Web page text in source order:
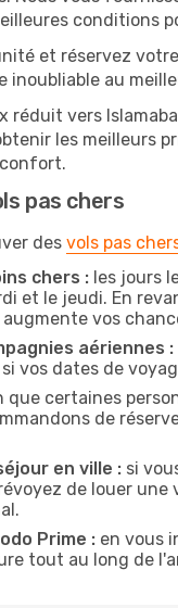
conditions
et réservez
inoubliable au
réduit vers
les meilleurs
pas chers
des vols pas
chers : les jours
et le jeudi. En
vos
aériennes :
vos dates de
que certaines
de
en ville : si
de louer
Prime : en vous
tout au long de